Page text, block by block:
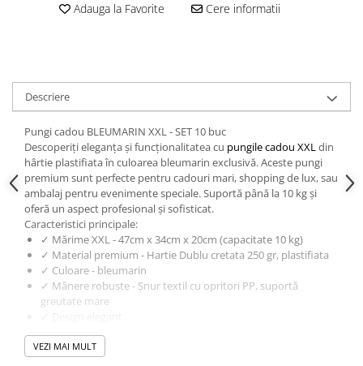
Adauga la Favorite Cere informatii
Descriere
Pungi cadou BLEUMARIN XXL - SET 10 buc
Descoperiți eleganța și funcționalitatea cu pungile cadou XXLdin
hârtie plastifiata în culoarea bleumarin exclusivă. Aceste pungi
premium sunt perfecte pentru cadouri mari, shopping de lux, sau
ambalaj pentru evenimente speciale. Suportă până la 10 kg și
oferă un aspect profesional și sofisticat.
Caracteristici principale:
✓ Mărime XXL - 47cm x 34cm x 20cm (capacitate 10 kg)
✓ Material premium - Hartie Dublu cretata 250 gr, plastifiata
✓ Culoare - bleumarin
✓ Mânere robuste - Șnur textil cu opritori PP, suportă
greutate mare
✓ Eco-friendly
✓ Reutilizabilă - Se reutilizează ușor
VEZI MAI MULT